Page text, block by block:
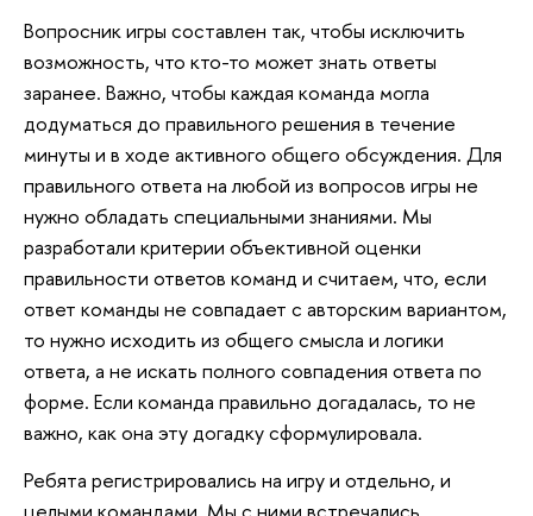
Вопросник игры составлен так, чтобы исключить
возможность, что кто-то может знать ответы
заранее. Важно, чтобы каждая команда могла
додуматься до правильного решения в течение
минуты и в ходе активного общего обсуждения. Для
правильного ответа на любой из вопросов игры не
нужно обладать специальными знаниями. Мы
разработали критерии объективной оценки
правильности ответов команд и считаем, что, если
ответ команды не совпадает с авторским вариантом,
то нужно исходить из общего смысла и логики
ответа, а не искать полного совпадения ответа по
форме. Если команда правильно догадалась, то не
важно, как она эту догадку сформулировала.
Ребята регистрировались на игру и отдельно, и